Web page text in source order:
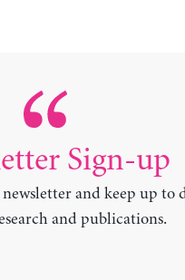
Sign-up
and keep up to
and publications.